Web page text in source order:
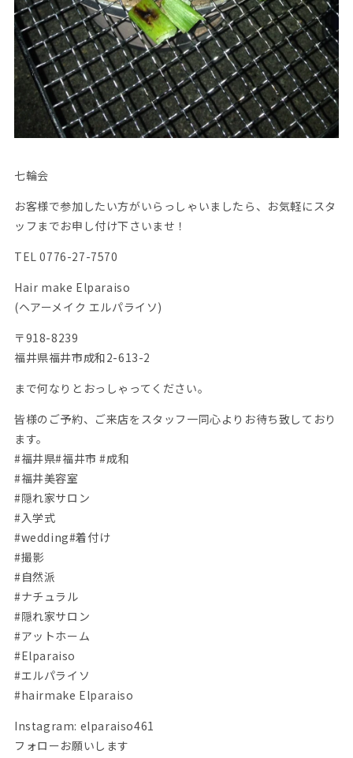
七輪会
お客様で参加したい方がいらっしゃいましたら、お気軽にスタ
ッフまでお申し付け下さいませ！
TEL 0776-27-7570
Hair make Elparaiso
(ヘアーメイク エルパライソ)
〒918-8239
福井県福井市成和2-613-2
まで何なりとおっしゃってください。
皆様のご予約、ご来店をスタッフ一同心よりお待ち致しており
ます。
#福井県#福井市 #成和
#福井美容室
#隠れ家サロン
#入学式
#wedding#着付け
#撮影
#自然派
#ナチュラル
#隠れ家サロン
#アットホーム
#Elparaiso
#エルパライソ
#hairmake Elparaiso
Instagram: elparaiso461
フォローお願いします